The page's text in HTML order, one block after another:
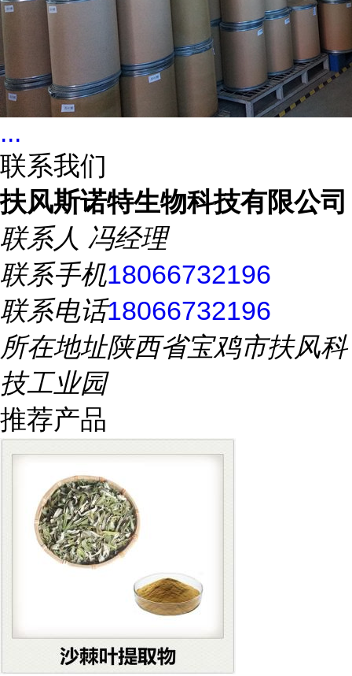
...
联系我们
扶风斯诺特生物科技有限公司
联系人 冯经理
联系手机18066732196
联系电话18066732196
所在地址陕西省宝鸡市扶风科
技工业园
推荐产品